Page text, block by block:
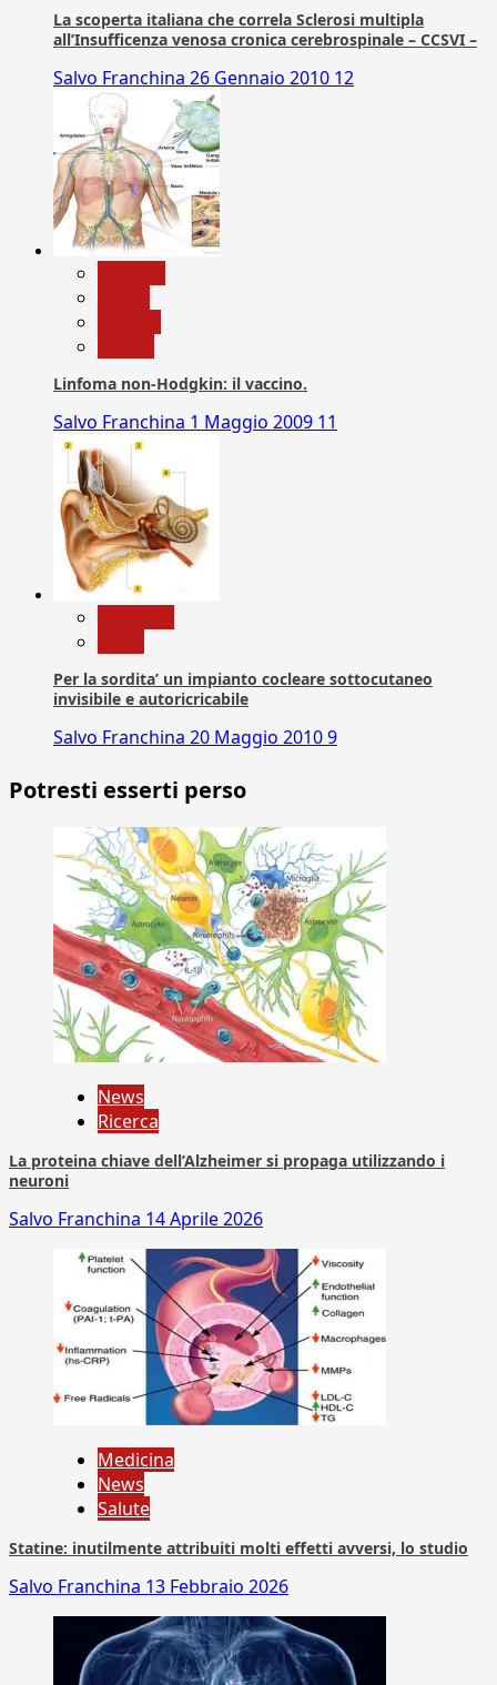
La scoperta italiana che correla Sclerosi multipla
all’Insufficenza venosa cronica cerebrospinale – CCSVI –
Salvo Franchina 26 Gennaio 2010 12
Linfoma non-Hodgkin: il vaccino.
Salvo Franchina 1 Maggio 2009 11
Per la sordita’ un impianto cocleare sottocutaneo
invisibile e autoricricabile
Salvo Franchina 20 Maggio 20109
Potresti esserti perso
News
Ricerca
La proteina chiave dell’Alzheimer si propaga utilizzando i
neuroni
Salvo Franchina 14 Aprile 2026
Medicina
News
Salute
Statine: inutilmente attribuiti molti effetti avversi, lo studio
Salvo Franchina 13 Febbraio 2026